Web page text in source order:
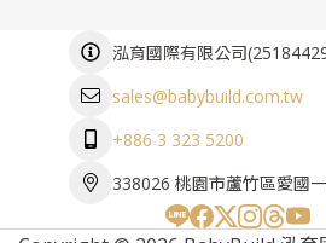
泓育國際有限公司(
sales@babybuild.com.tw
+886 3 323 5200
338026 桃園市蘆竹區愛國